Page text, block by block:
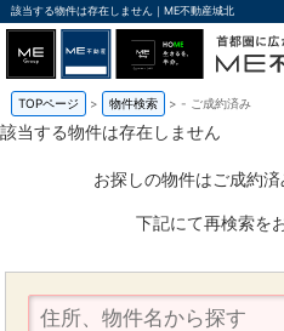
該当する物件は存在しません｜ME不動産城北
TOPページ 物件検索 - ご成約済み
該当する物件は存在しません
お探しの物件はご成約済
下記にて再検索を